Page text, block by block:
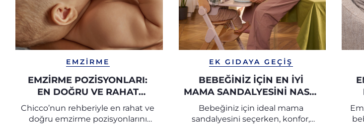
EMZIRME
EMZIRME POZISYONLARI:
EN DOĞRU VE RAHAT
EMZIRME POZISYONLARI |
CHICCO
Chicco’nun rehberiyle en rahat ve
doğru emzirme pozisyonlarını
EK GIDAYA GEÇIŞ
BEBEĞINIZ İÇIN EN İYI
MAMA SANDALYESINI NASIL
SEÇERSINIZ? | CHICCO
Bebeğiniz için ideal mama
sandalyesini seçerken, konfor,